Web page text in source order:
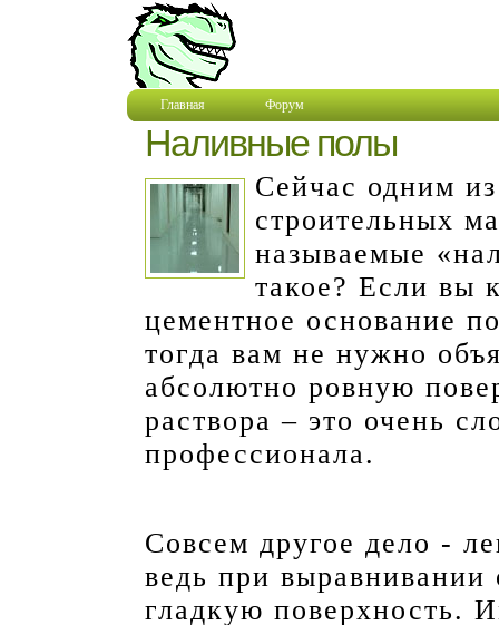
Главная Форум
Наливные полы
Сейчас одним
строительных
называемые
такое? Если вы
цементное основание
тогда вам не нужно
абсолютно ровную
раствора – это очень
профессионала.
Совсем другое дело -
ведь при выравнивании
гладкую поверхность.